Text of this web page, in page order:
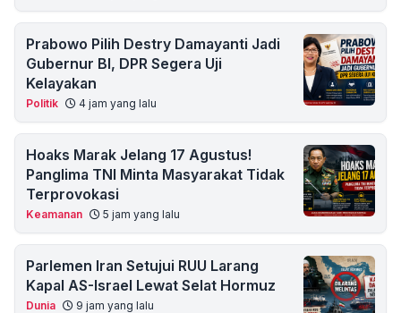
Prabowo Pilih Destry Damayanti Jadi
Gubernur BI, DPR Segera Uji
Kelayakan
Politik 4 jam yang lalu
Hoaks Marak Jelang 17 Agustus!
Panglima TNI Minta Masyarakat Tidak
Terprovokasi
Keamanan 5 jam yang lalu
Parlemen Iran Setujui RUU Larang
Kapal AS-Israel Lewat Selat Hormuz
Dunia 9 jam yang lalu